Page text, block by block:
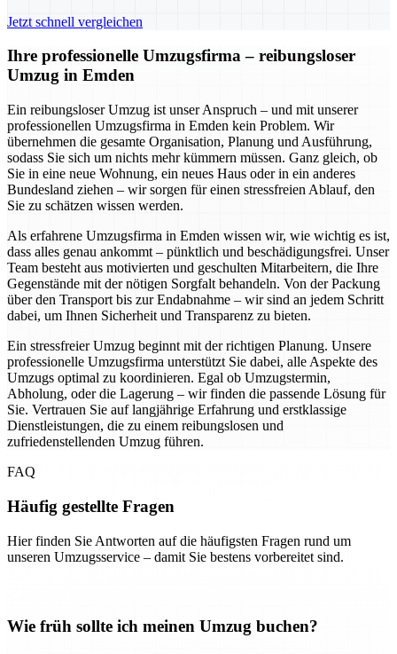
Jetzt schnell vergleichen
Ihre professionelle Umzugsfirma – reibungsloser
Umzug in Emden
Ein reibungsloser Umzug ist unser Anspruch – und mit unserer
professionellen Umzugsfirma in Emden kein Problem. Wir
übernehmen die gesamte Organisation, Planung und Ausführung,
sodass Sie sich um nichts mehr kümmern müssen. Ganz gleich, ob
Sie in eine neue Wohnung, ein neues Haus oder in ein anderes
Bundesland ziehen – wir sorgen für einen stressfreien Ablauf, den
Sie zu schätzen wissen werden.
Als erfahrene Umzugsfirma in Emden wissen wir, wie wichtig es ist,
dass alles genau ankommt – pünktlich und beschädigungsfrei. Unser
Team besteht aus motivierten und geschulten Mitarbeitern, die Ihre
Gegenstände mit der nötigen Sorgfalt behandeln. Von der Packung
über den Transport bis zur Endabnahme – wir sind an jedem Schritt
dabei, um Ihnen Sicherheit und Transparenz zu bieten.
Ein stressfreier Umzug beginnt mit der richtigen Planung. Unsere
professionelle Umzugsfirma unterstützt Sie dabei, alle Aspekte des
Umzugs optimal zu koordinieren. Egal ob Umzugstermin,
Abholung, oder die Lagerung – wir finden die passende Lösung für
Sie. Vertrauen Sie auf langjährige Erfahrung und erstklassige
Dienstleistungen, die zu einem reibungslosen und
zufriedenstellenden Umzug führen.
FAQ
Häufig gestellte Fragen
Hier finden Sie Antworten auf die häufigsten Fragen rund um
unseren Umzugsservice – damit Sie bestens vorbereitet sind.
Wie früh sollte ich meinen Umzug buchen?